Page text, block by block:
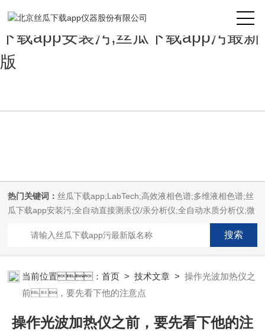
丝瓜下载app,丝瓜下载app安装,丝瓜
下载app安装污,丝瓜下载app污最新
版
热门关键词： 丝瓜下载app;LabTech;高效液相色谱;多维液相色谱;丝
瓜下载app安装污;全自动直接测汞仪/汞分析仪;全自动水质分析仪;微
波消解萃取系统;微波合成系统;微波灰化磺化系统;全自动固相萃取系
统;Dryvap全自动溶剂蒸发系统;激光固体烧蚀进样系统;循环水冷却
（LIMS;超净丝瓜下载app安装设计与工程;通风柜;化学安全
柜;AAICPICP-MSUV-VISHPLC耗材和配件
当前位置：首页 >技术文章 >操作光波加热仪之
前，要先看下他的注意点
操作光波加热仪之前，要先看下他的注